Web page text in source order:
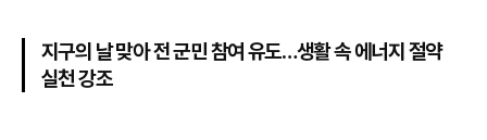
지구의 날 맞아 전 군민 참여 유도…생활 속 에너지 절약
실천 강조